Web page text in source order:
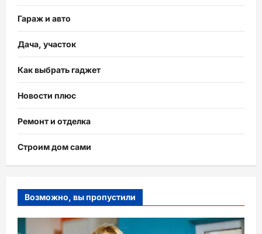
Гараж и авто
Дача, участок
Как выбрать гаджет
Новости плюс
Ремонт и отделка
Строим дом сами
Возможно, вы пропустили